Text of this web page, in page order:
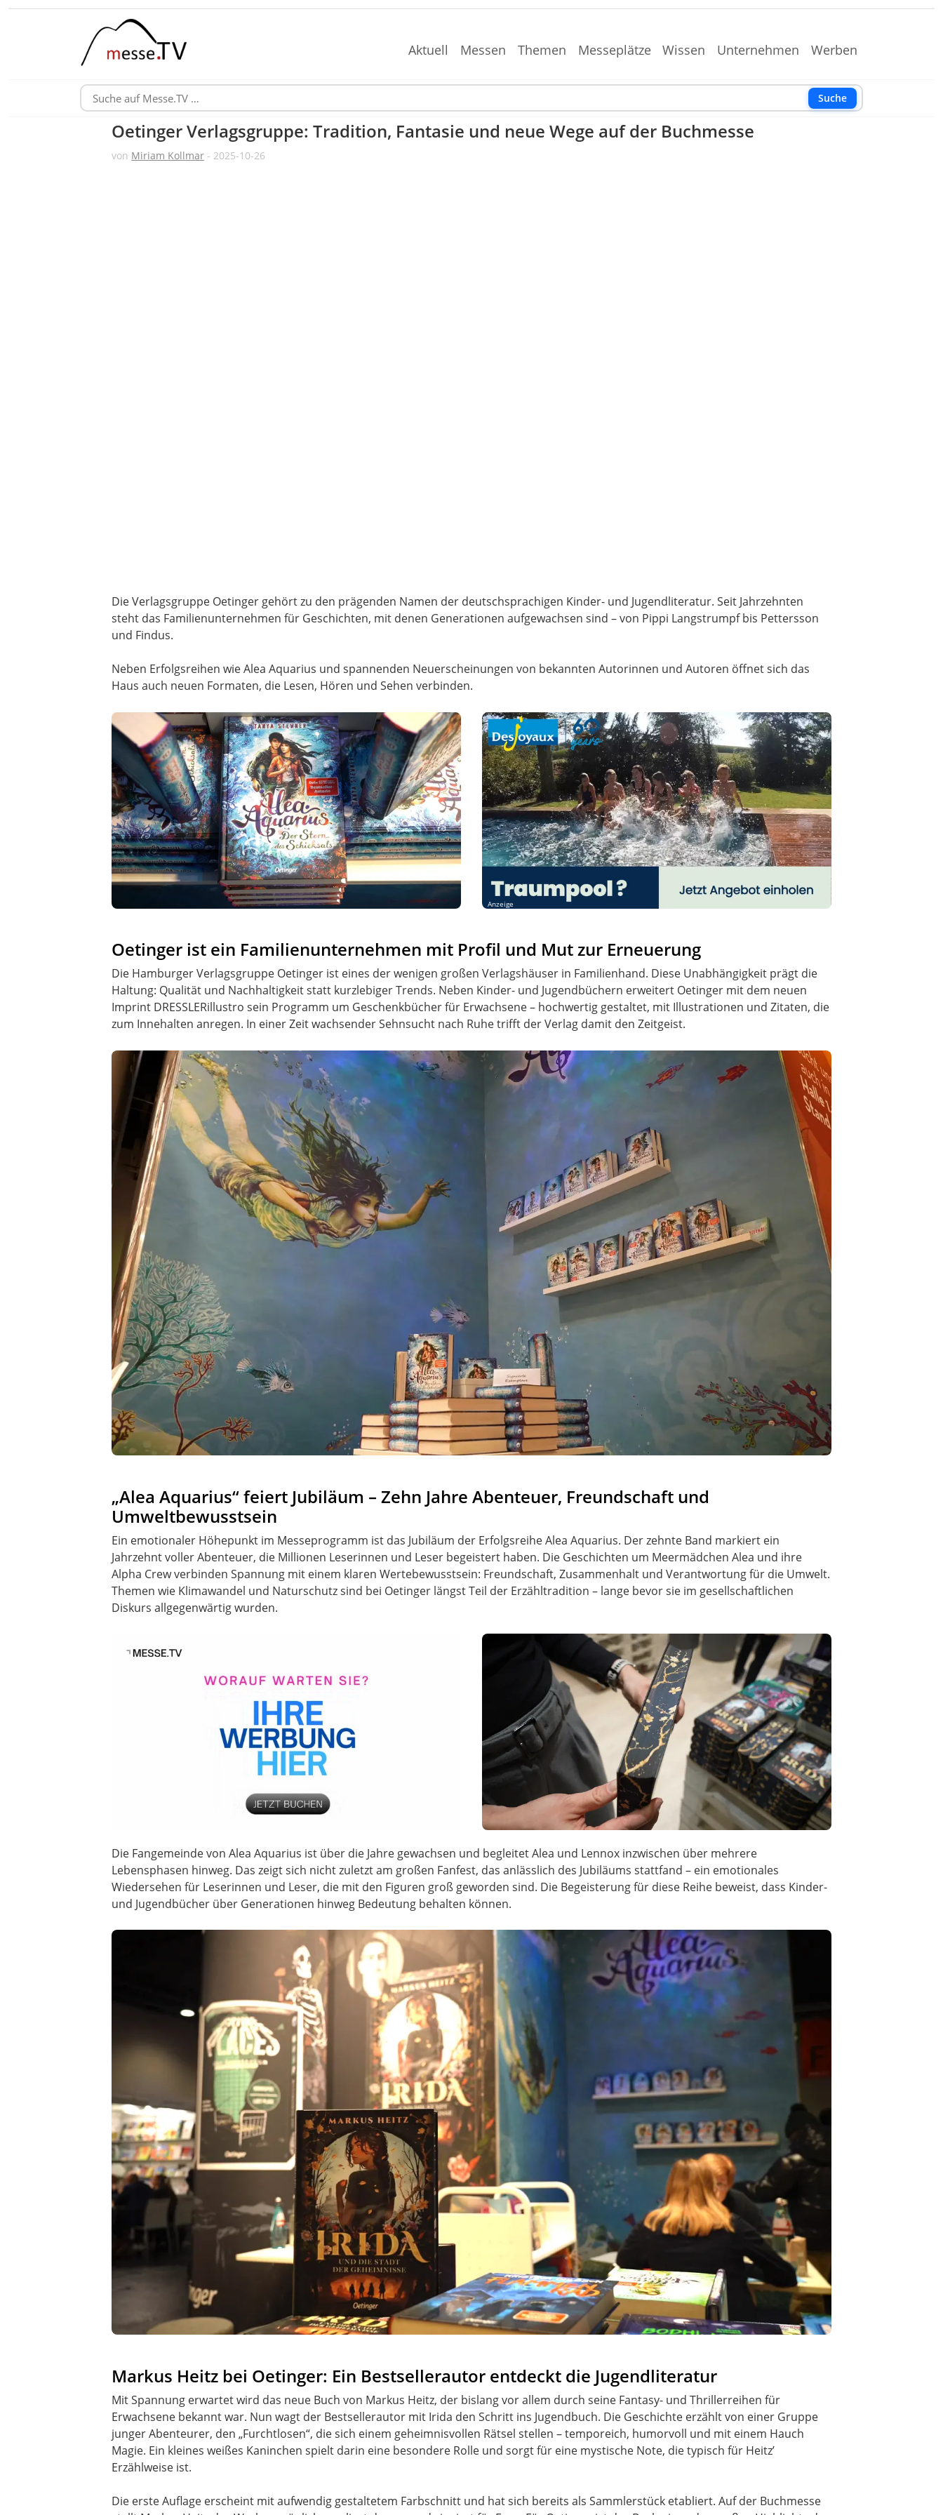
Aktuell Messen Themen Messeplätze Wissen Unternehmen Werben
Suche
Oetinger Verlagsgruppe: Tradition, Fantasie und neue Wege auf der Buchmesse
von Miriam Kollmar - 2025-10-26
Die Verlagsgruppe Oetinger gehört zu den prägenden Namen der deutschsprachigen Kinder- und Jugendliteratur. Seit Jahrzehnten
steht das Familienunternehmen für Geschichten, mit denen Generationen aufgewachsen sind – von Pippi Langstrumpf bis Pettersson
und Findus.
Neben Erfolgsreihen wie Alea Aquarius und spannenden Neuerscheinungen von bekannten Autorinnen und Autoren öffnet sich das
Haus auch neuen Formaten, die Lesen, Hören und Sehen verbinden.
Anzeige
Oetinger ist ein Familienunternehmen mit Profil und Mut zur Erneuerung
Die Hamburger Verlagsgruppe Oetinger ist eines der wenigen großen Verlagshäuser in Familienhand. Diese Unabhängigkeit prägt die
Haltung: Qualität und Nachhaltigkeit statt kurzlebiger Trends. Neben Kinder- und Jugendbüchern erweitert Oetinger mit dem neuen
Imprint DRESSLERillustro sein Programm um Geschenkbücher für Erwachsene – hochwertig gestaltet, mit Illustrationen und Zitaten, die
zum Innehalten anregen. In einer Zeit wachsender Sehnsucht nach Ruhe trifft der Verlag damit den Zeitgeist.
„Alea Aquarius“ feiert Jubiläum – Zehn Jahre Abenteuer, Freundschaft und
Umweltbewusstsein
Ein emotionaler Höhepunkt im Messeprogramm ist das Jubiläum der Erfolgsreihe Alea Aquarius. Der zehnte Band markiert ein
Jahrzehnt voller Abenteuer, die Millionen Leserinnen und Leser begeistert haben. Die Geschichten um Meermädchen Alea und ihre
Alpha Crew verbinden Spannung mit einem klaren Wertebewusstsein: Freundschaft, Zusammenhalt und Verantwortung für die Umwelt.
Themen wie Klimawandel und Naturschutz sind bei Oetinger längst Teil der Erzähltradition – lange bevor sie im gesellschaftlichen
Diskurs allgegenwärtig wurden.
Die Fangemeinde von Alea Aquarius ist über die Jahre gewachsen und begleitet Alea und Lennox inzwischen über mehrere
Lebensphasen hinweg. Das zeigt sich nicht zuletzt am großen Fanfest, das anlässlich des Jubiläums stattfand – ein emotionales
Wiedersehen für Leserinnen und Leser, die mit den Figuren groß geworden sind. Die Begeisterung für diese Reihe beweist, dass Kinder-
und Jugendbücher über Generationen hinweg Bedeutung behalten können.
Markus Heitz bei Oetinger: Ein Bestsellerautor entdeckt die Jugendliteratur
Mit Spannung erwartet wird das neue Buch von Markus Heitz, der bislang vor allem durch seine Fantasy- und Thrillerreihen für
Erwachsene bekannt war. Nun wagt der Bestsellerautor mit Irida den Schritt ins Jugendbuch. Die Geschichte erzählt von einer Gruppe
junger Abenteurer, den „Furchtlosen“, die sich einem geheimnisvollen Rätsel stellen – temporeich, humorvoll und mit einem Hauch
Magie. Ein kleines weißes Kaninchen spielt darin eine besondere Rolle und sorgt für eine mystische Note, die typisch für Heitz’
Erzählweise ist.
Die erste Auflage erscheint mit aufwendig gestaltetem Farbschnitt und hat sich bereits als Sammlerstück etabliert. Auf der Buchmesse